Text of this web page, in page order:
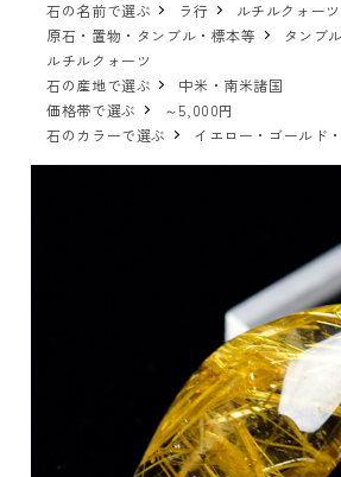
石の名前で選ぶ
ラ行
ルチルクォーツ
原石・置物・タンブル・標本等
タンブ
ルチルクォーツ
石の産地で選ぶ
中米・南米諸国
価格帯で選ぶ
～5,000円
石のカラーで選ぶ
イエロー・ゴールド